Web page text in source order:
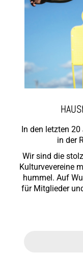
In den letzten
in der
Wir sind die
Kulturvevereine
hummel. Auf
für Mitglieder